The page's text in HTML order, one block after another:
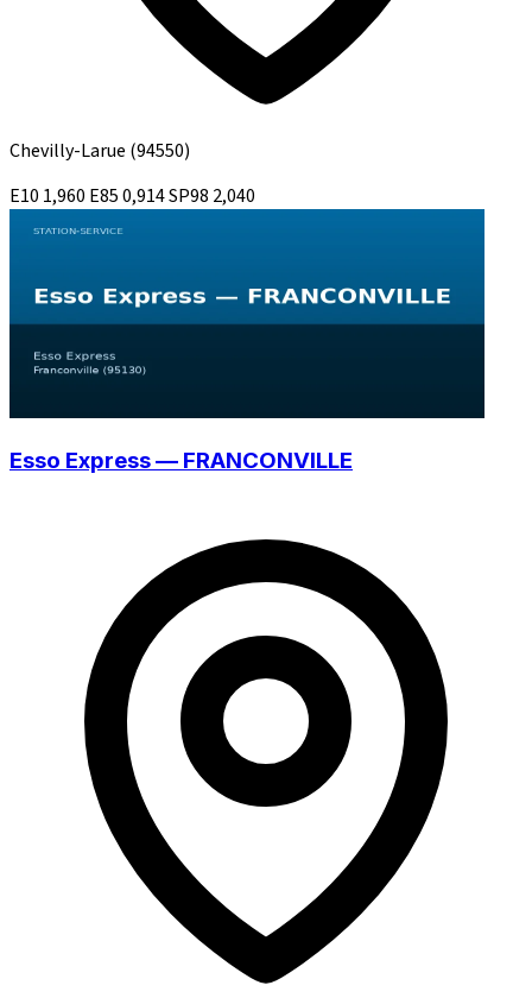
Chevilly-Larue (94550)
E10 1,960 E850,914SP98 2,040
Esso Express — FRANCONVILLE